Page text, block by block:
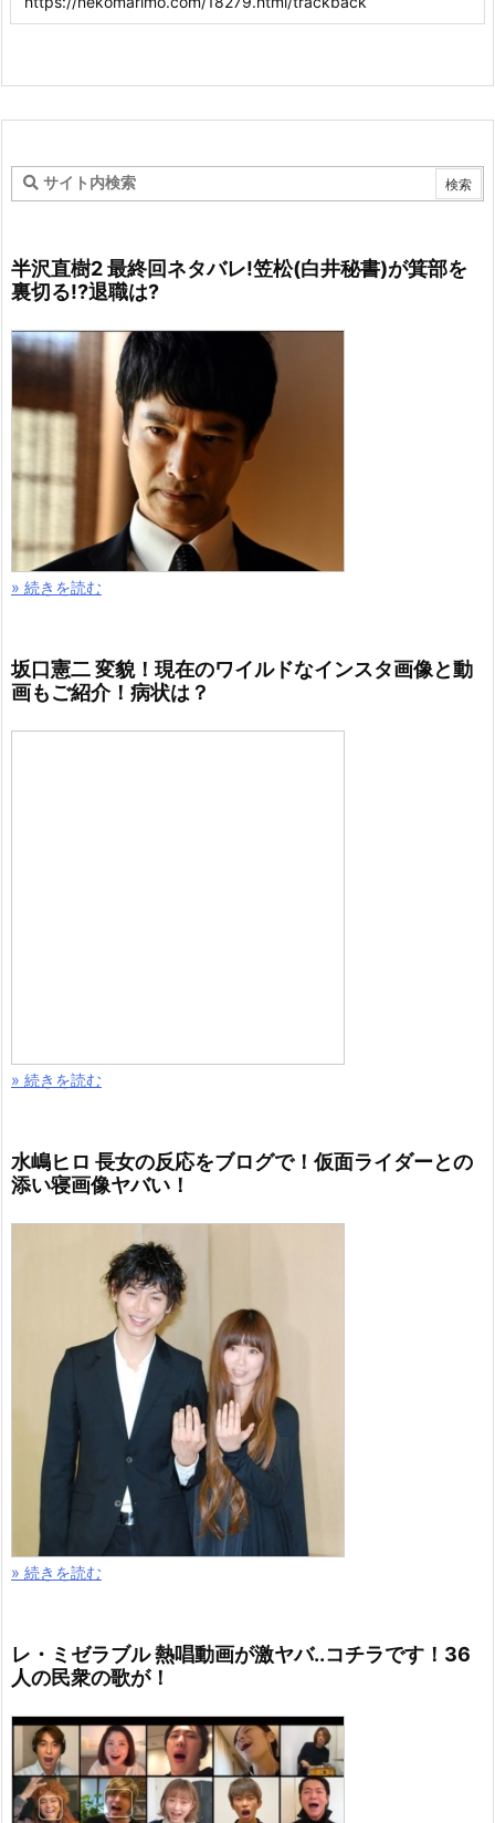
半沢直樹2 最終回ネタバレ!笠松(白井秘書)が箕部を
裏切る!?退職は?
» 続きを読む
坂口憲二 変貌！現在のワイルドなインスタ画像と動
画もご紹介！病状は？
» 続きを読む
水嶋ヒロ 長女の反応をブログで！仮面ライダーとの
添い寝画像ヤバい！
» 続きを読む
レ・ミゼラブル 熱唱動画が激ヤバ..コチラです！36
人の民衆の歌が！